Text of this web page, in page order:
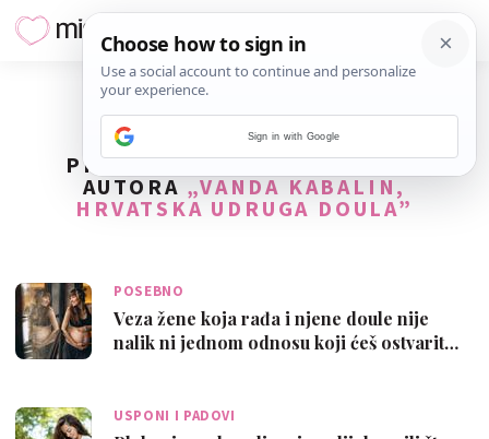
PRONAĐENO6REZULTATA ZA
AUTORA„VANDA KABALIN,
HRVATSKA UDRUGA DOULA”
POSEBNO
Veza žene koja rađa i njene doule nije
nalik ni jednom odnosu koji ćeš ostvarit…
USPONI I PADOVI
Sign in with Google